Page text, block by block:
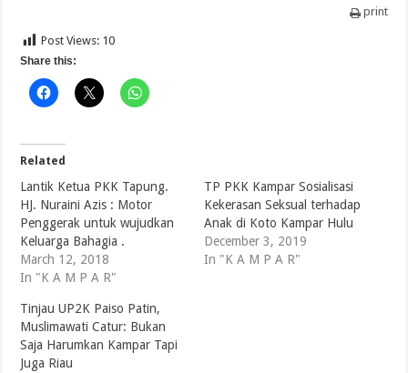
print
Post Views: 10
Share this:
Related
Lantik Ketua PKK Tapung.
HJ. Nuraini Azis : Motor
Penggerak untuk wujudkan
Keluarga Bahagia .
March 12, 2018
In "K A M P A R"
TP PKK Kampar Sosialisasi
Kekerasan Seksual terhadap
Anak di Koto Kampar Hulu
December 3, 2019
In "K A M P A R"
Tinjau UP2K Paiso Patin,
Muslimawati Catur: Bukan
Saja Harumkan Kampar Tapi
Juga Riau